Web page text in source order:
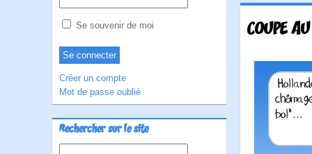
Se souvenir de moi
Créer un compte
Mot de passe oublié
Rechercher sur le site
COUPE